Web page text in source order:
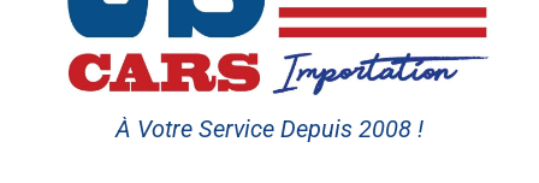
À Votre Service Depuis 2008 !